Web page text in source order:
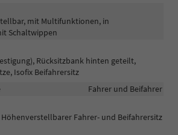
mit Multifunktionen, in
Schaltwippen
Rücksitzbank hinten geteilt,
Isofix Beifahrersitz
Fahrer und Beifahrer
Höhenverstellbarer Fahrer- und Beifahrersitz